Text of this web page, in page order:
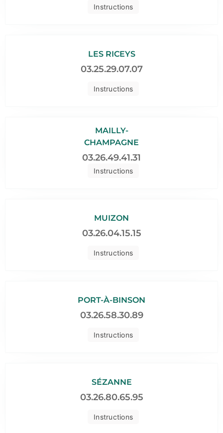
Instructions
Instructions
LES RICEYS
03.25.29.07.07
Instructions
MAILLY-
CHAMPAGNE
03.26.49.41.31
Instructions
MUIZON
03.26.04.15.15
Instructions
PORT-À-BINSON
03.26.58.30.89
Instructions
SÉZANNE
03.26.80.65.95